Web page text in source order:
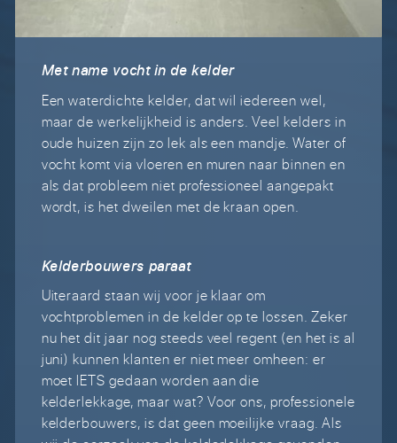
Met name vocht in de kelder
Een waterdichte kelder, dat wil iedereen wel,
maar de werkelijkheid is anders. Veel kelders in
oude huizen zijn zo lek als een mandje. Water of
vocht komt via vloeren en muren naar binnen en
als dat probleem niet professioneel aangepakt
wordt, is het dweilen met de kraan open.
Kelderbouwers paraat
Uiteraard staan wij voor je klaar om
vochtproblemen in de kelder op te lossen. Zeker
nu het dit jaar nog steeds veel regent (en het is al
juni) kunnen klanten er niet meer omheen: er
moet IETS gedaan worden aan die
kelderlekkage, maar wat? Voor ons, professionele
kelderbouwers, is dat geen moeilijke vraag. Als